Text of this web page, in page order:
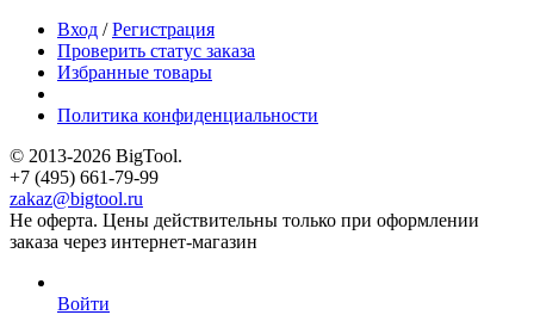
Вход /Регистрация
Проверить статус заказа
Избранные товары
Политика конфиденциальности
© 2013-2026 BigTool.
+7 (495) 661-79-99
zakaz@bigtool.ru
Не оферта. Цены действительны только при оформлении
заказа через интернет-магазин
Войти